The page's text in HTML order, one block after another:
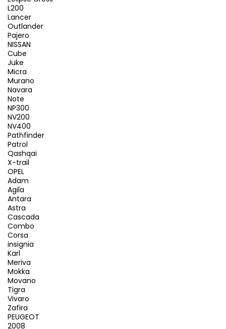
L200
Lancer
Outlander
Pajero
NISSAN
Cube
Juke
Micra
Murano
Navara
Note
NP300
NV200
NV400
Pathfinder
Patrol
Qashqai
X-trail
OPEL
Adam
Agila
Antara
Astra
Cascada
Combo
Corsa
insignia
Karl
Meriva
Mokka
Movano
Tigra
Vivaro
Zafira
PEUGEOT
2008